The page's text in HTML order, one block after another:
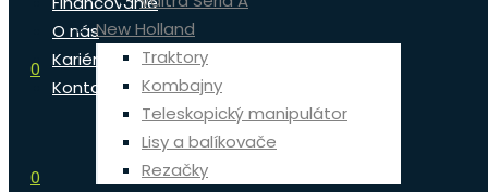
0
O nás
Kariéra
Kontakt
0
New Holland
Traktory
Kombajny
Teleskopický manipulátor
Lisy a balíkovače
Rezačky